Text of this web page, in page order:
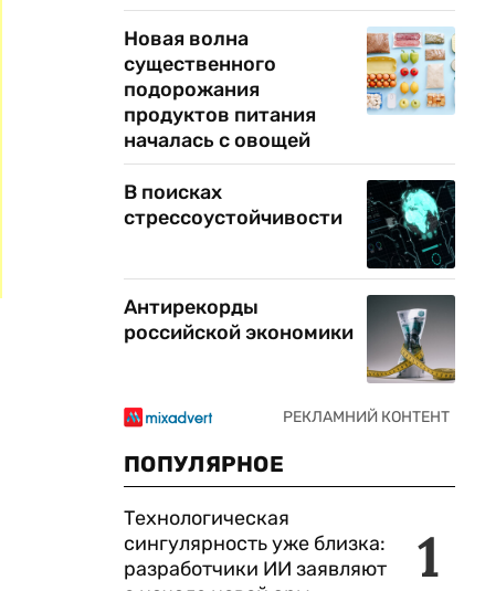
Новая волна
существенного
подорожания
продуктов питания
началась с овощей
В поисках
стрессоустойчивости
Антирекорды
российской экономики
ПОПУЛЯРНОЕ
1
Технологическая
сингулярность уже близка:
разработчики ИИ заявляют